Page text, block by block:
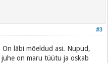
#3
läbi mõeldud asi. Nupud,
on maru tüütu ja oskab